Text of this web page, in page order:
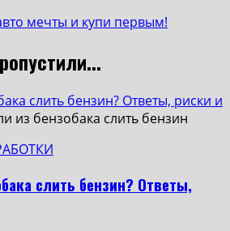
слить бензин? Ответы, риски и
слить бензин? Ответы,